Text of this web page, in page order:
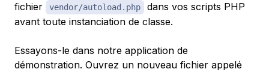
fichier
vendor/autoload.php
dans vos scripts PHP
avant toute instanciation de classe.
Essayons-le dans notre application de
démonstration. Ouvrez un nouveau fichier appelé